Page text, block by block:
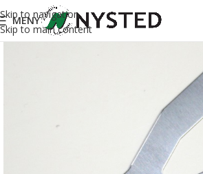
Skip to navigation
Skip to main content
MENY